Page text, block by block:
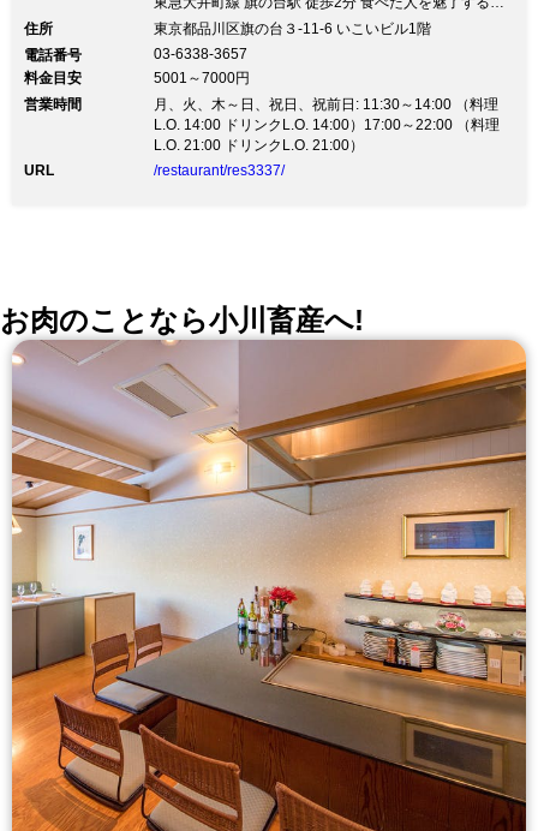
ふわっととろけるような「うな重」が自慢◎ 和モダン
麻布十番で歴史を重ねた「しき」が、旗の台にオープン
いたしました。 ふわふわの良質な鹿児島県産うなぎ
は、甘みのあるタレと相性が良く、 虜になること間違
いなし◎ふぐや刺身の他、鳥取県大山鶏を使用した 焼
き鳥などもございますので、ぜひご堪能ください。 ■
おすすめ ■ ・うな重（肝吸い・お新香付） …4,500円
住所
東京都品川区旗の台３-11-6 いこいビル1階
電話番号
03-6338-3657
料金目安
5001～7000円
営業時間
月、火、木～日、祝日、祝前日: 11:30～14:00 （料理
L.O. 14:00 ドリンクL.O. 14:00）17:00～22:00 （料理
L.O. 21:00 ドリンクL.O. 21:00）
URL
/restaurant/res3337/
お肉のことなら小川畜産へ!